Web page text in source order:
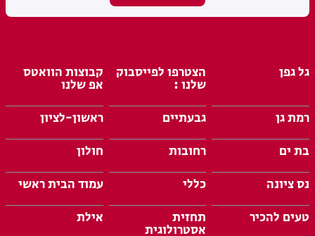
גל גפן הצטרפו לפייסבוק
שלנו :
קבוצות הוואטס
אפ שלנו
רמת גן
גבעתיים
ראשון-לציון
בת ים
רחובות
חולון
נס ציונה
כללי
עמוד הבית ראשי
טעים להכיר
תחזית
אסטרולוגית
אילת